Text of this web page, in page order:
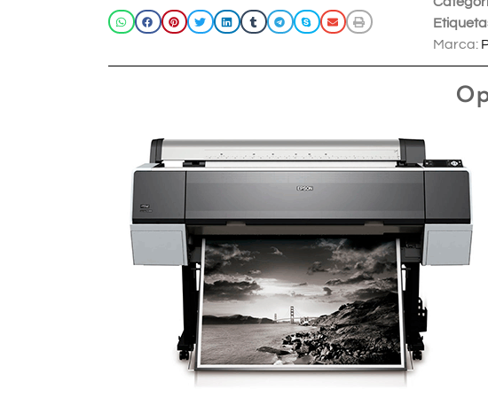
Marca: